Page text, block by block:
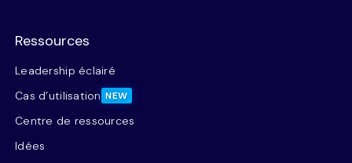
Ressources
Leadership éclairé
Cas d’utilisation NEW
Centre de ressources
Idées